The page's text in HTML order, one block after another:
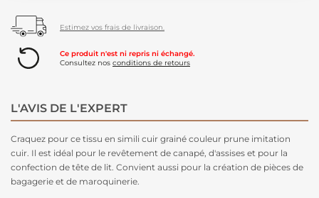
Estimez vos frais de livraison.
Ce produit n'est ni repris ni échangé.
Consultez nos conditions de retours
L'AVIS DE L'EXPERT
Craquez pour ce tissu en simili cuir grainé couleur prune imitation
cuir. Il est idéal pour le revêtement de canapé, d'assises et pour la
confection de tête de lit. Convient aussi pour la création de pièces de
bagagerie et de maroquinerie.